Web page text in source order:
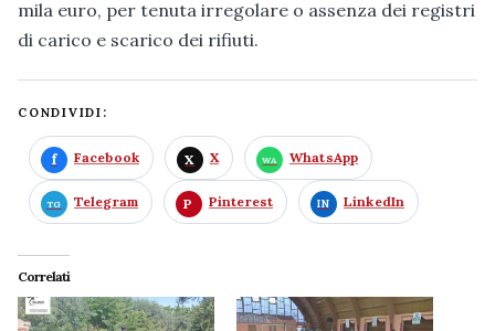
mila euro, per tenuta irregolare o assenza dei registri
di carico e scarico dei rifiuti.
CONDIVIDI:
Facebook X WhatsApp
Telegram Pinterest LinkedIn
Correlati